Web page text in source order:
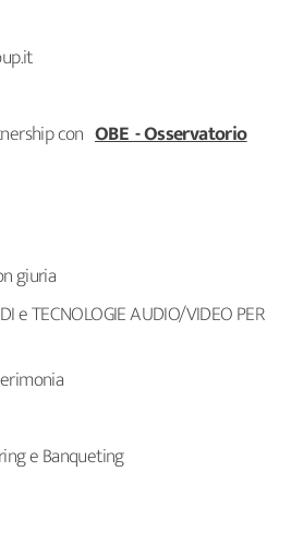
con OBE - Osservatorio
giuria
e TECNOLOGIE AUDIO/VIDEO PER
e Banqueting